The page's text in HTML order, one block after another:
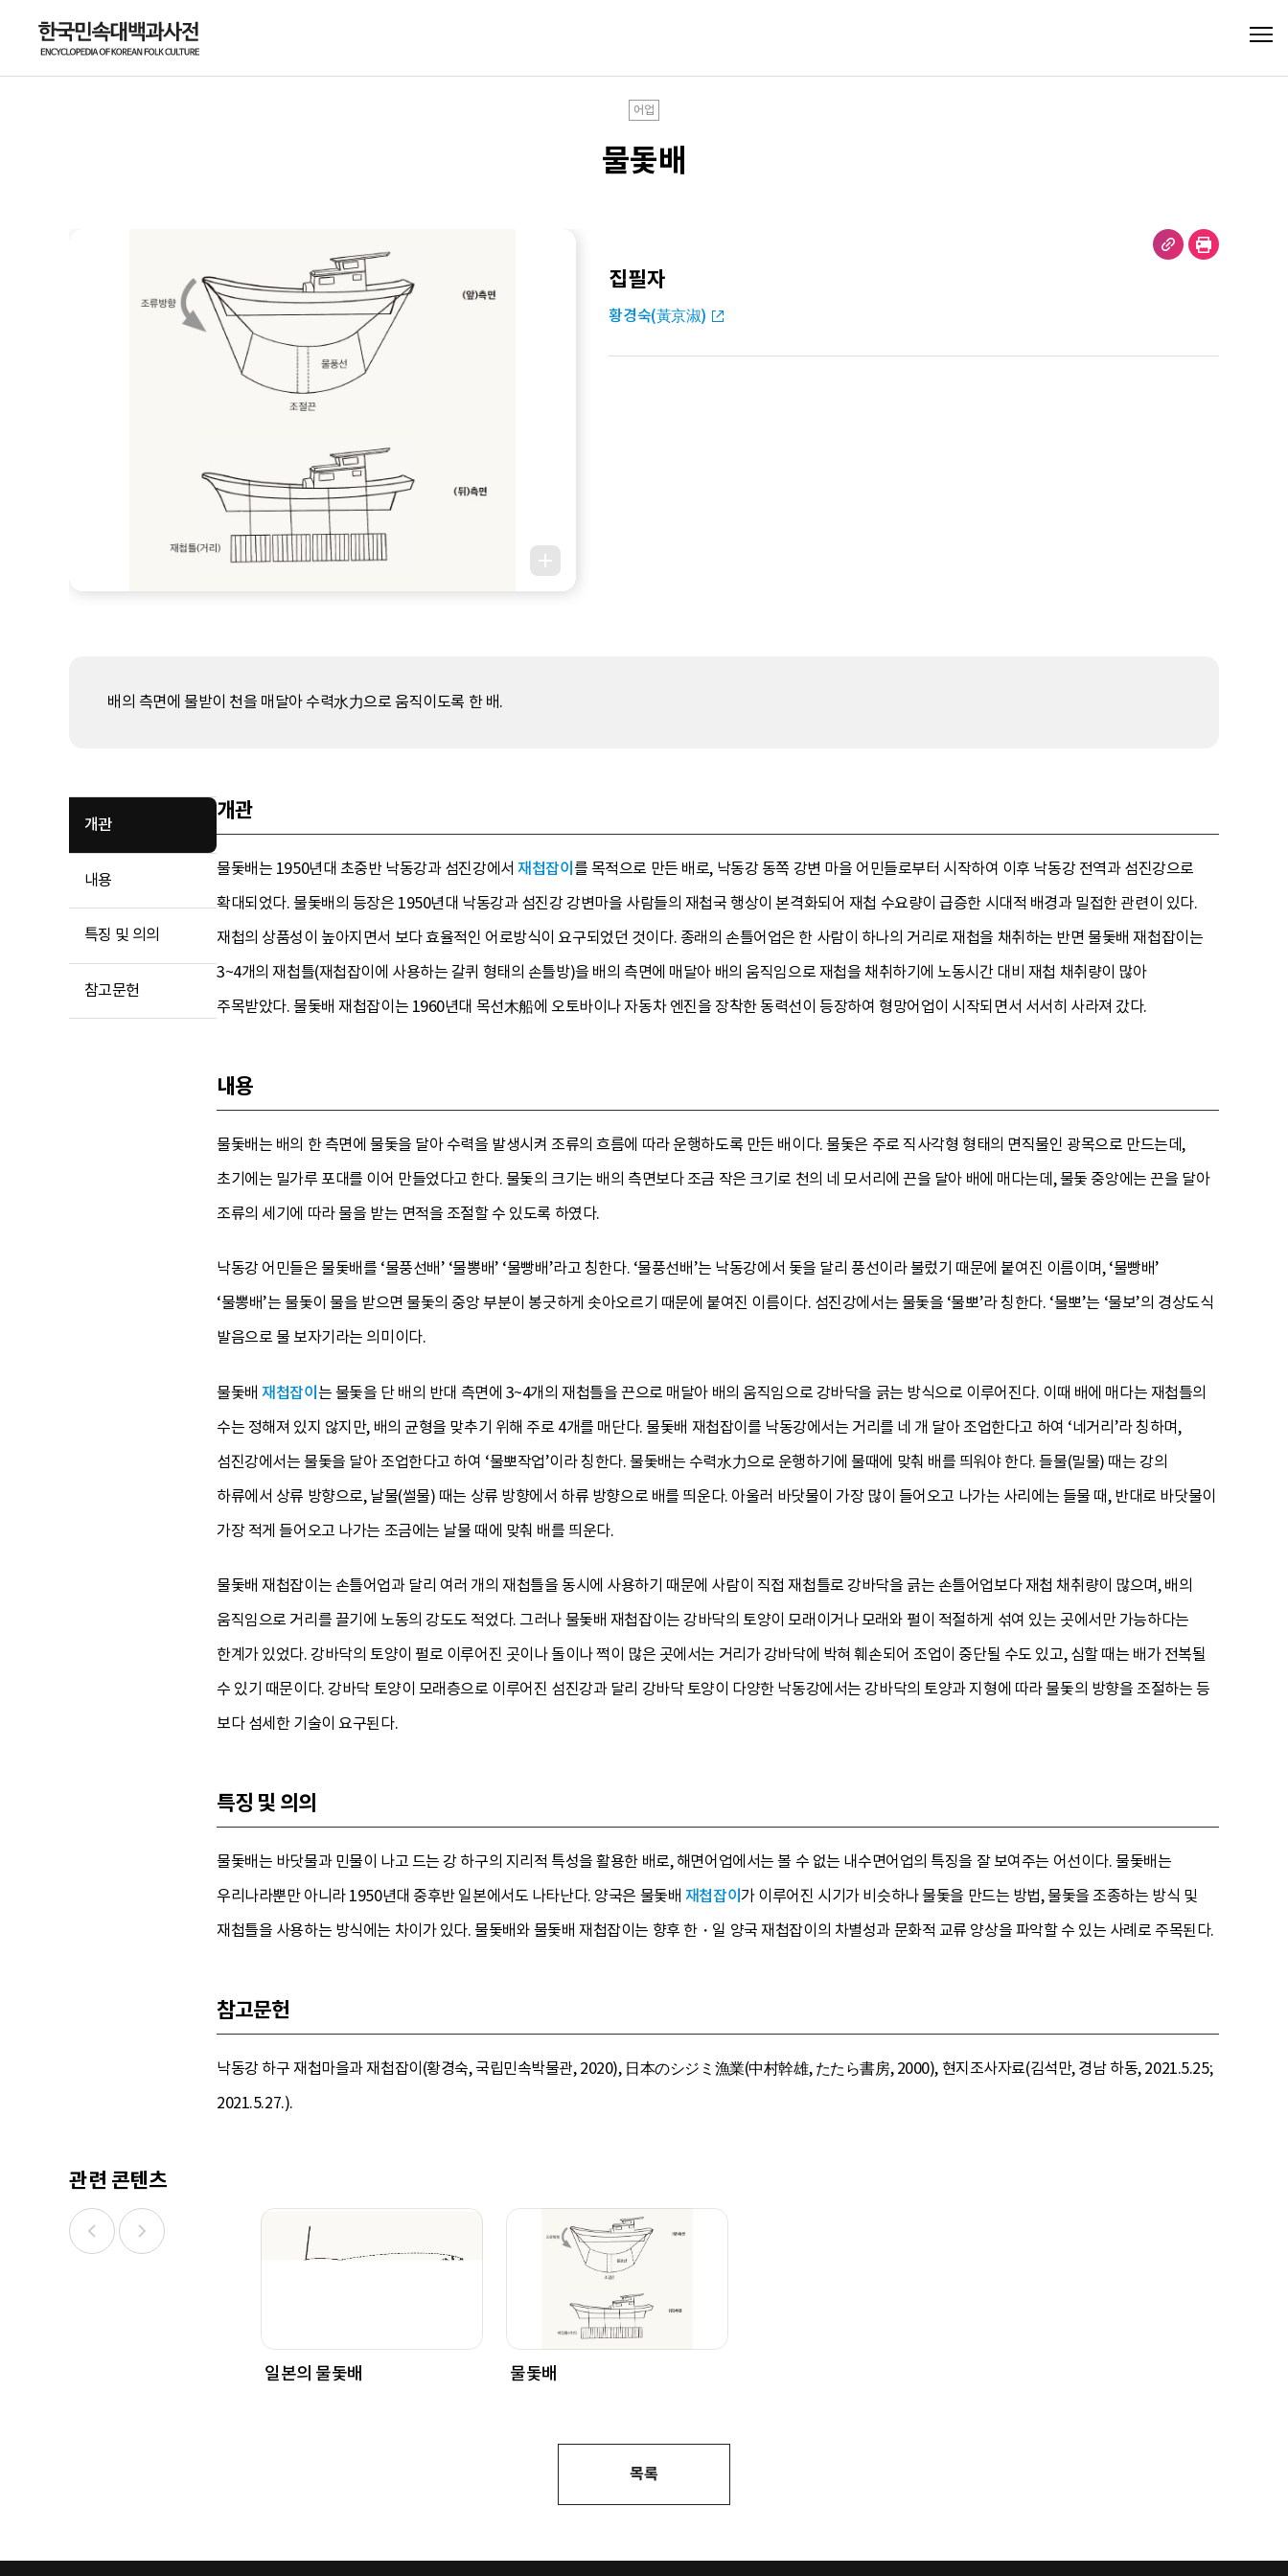
어업
물돛배
집필자
황경숙(黃京淑)
배의 측면에 물받이 천을 매달아 수력水力으로 움직이도록 한 배.
개관
내용
특징 및 의의
참고문헌
개관
물돛배는 1950년대 초중반 낙동강과 섬진강에서재첩잡이를 목적으로 만든 배로, 낙동강 동쪽 강변 마을 어민들로부터 시작하여 이후 낙동강 전역과 섬진강으로
확대되었다. 물돛배의 등장은 1950년대 낙동강과 섬진강 강변마을 사람들의 재첩국 행상이 본격화되어 재첩 수요량이 급증한 시대적 배경과 밀접한 관련이 있다.
재첩의 상품성이 높아지면서 보다 효율적인 어로방식이 요구되었던 것이다. 종래의 손틀어업은 한 사람이 하나의 거리로 재첩을 채취하는 반면 물돛배 재첩잡이는
3~4개의 재첩틀(재첩잡이에 사용하는 갈퀴 형태의 손틀방)을 배의 측면에 매달아 배의 움직임으로 재첩을 채취하기에 노동시간 대비 재첩 채취량이 많아
주목받았다. 물돛배 재첩잡이는 1960년대 목선木船에 오토바이나 자동차 엔진을 장착한 동력선이 등장하여 형망어업이 시작되면서 서서히 사라져 갔다.
내용
물돛배는 배의 한 측면에 물돛을 달아 수력을 발생시켜 조류의 흐름에 따라 운행하도록 만든 배이다. 물돛은 주로 직사각형 형태의 면직물인 광목으로 만드는데,
초기에는 밀가루 포대를 이어 만들었다고 한다. 물돛의 크기는 배의 측면보다 조금 작은 크기로 천의 네 모서리에 끈을 달아 배에 매다는데, 물돛 중앙에는 끈을 달아
조류의 세기에 따라 물을 받는 면적을 조절할 수 있도록 하였다.
낙동강 어민들은 물돛배를 ‘물풍선배’ ‘물뽕배’ ‘물빵배’라고 칭한다. ‘물풍선배’는 낙동강에서 돛을 달리 풍선이라 불렀기 때문에 붙여진 이름이며, ‘물빵배’
‘물뽕배’는 물돛이 물을 받으면 물돛의 중앙 부분이 봉긋하게 솟아오르기 때문에 붙여진 이름이다. 섬진강에서는 물돛을 ‘물뽀’라 칭한다. ‘물뽀’는 ‘물보’의 경상도식
발음으로 물 보자기라는 의미이다.
물돛배재첩잡이는 물돛을 단 배의 반대 측면에 3~4개의 재첩틀을 끈으로 매달아 배의 움직임으로 강바닥을 긁는 방식으로 이루어진다. 이때 배에 매다는 재첩틀의
수는 정해져 있지 않지만, 배의 균형을 맞추기 위해 주로 4개를 매단다. 물돛배 재첩잡이를 낙동강에서는 거리를 네 개 달아 조업한다고 하여 ‘네거리’라 칭하며,
섬진강에서는 물돛을 달아 조업한다고 하여 ‘물뽀작업’이라 칭한다. 물돛배는 수력水力으로 운행하기에 물때에 맞춰 배를 띄워야 한다. 들물(밀물) 때는 강의
하류에서 상류 방향으로, 날물(썰물) 때는 상류 방향에서 하류 방향으로 배를 띄운다. 아울러 바닷물이 가장 많이 들어오고 나가는 사리에는 들물 때, 반대로 바닷물이
가장 적게 들어오고 나가는 조금에는 날물 때에 맞춰 배를 띄운다.
물돛배 재첩잡이는 손틀어업과 달리 여러 개의 재첩틀을 동시에 사용하기 때문에 사람이 직접 재첩틀로 강바닥을 긁는 손틀어업보다 재첩 채취량이 많으며, 배의
움직임으로 거리를 끌기에 노동의 강도도 적었다. 그러나 물돛배 재첩잡이는 강바닥의 토양이 모래이거나 모래와 펄이 적절하게 섞여 있는 곳에서만 가능하다는
한계가 있었다. 강바닥의 토양이 펄로 이루어진 곳이나 돌이나 쩍이 많은 곳에서는 거리가 강바닥에 박혀 훼손되어 조업이 중단될 수도 있고, 심할 때는 배가 전복될
수 있기 때문이다. 강바닥 토양이 모래층으로 이루어진 섬진강과 달리 강바닥 토양이 다양한 낙동강에서는 강바닥의 토양과 지형에 따라 물돛의 방향을 조절하는 등
보다 섬세한 기술이 요구된다.
특징 및 의의
물돛배는 바닷물과 민물이 나고 드는 강 하구의 지리적 특성을 활용한 배로, 해면어업에서는 볼 수 없는 내수면어업의 특징을 잘 보여주는 어선이다. 물돛배는
우리나라뿐만 아니라 1950년대 중후반 일본에서도 나타난다. 양국은 물돛배 재첩잡이가 이루어진 시기가 비슷하나 물돛을 만드는 방법, 물돛을 조종하는 방식 및
재첩틀을 사용하는 방식에는 차이가 있다. 물돛배와 물돛배 재첩잡이는 향후 한・일 양국 재첩잡이의 차별성과 문화적 교류 양상을 파악할 수 있는 사례로 주목된다.
참고문헌
낙동강 하구 재첩마을과 재첩잡이(황경숙, 국립민속박물관, 2020), 日本のシジミ漁業(中村幹雄, たたら書房, 2000), 현지조사자료(김석만, 경남 하동, 2021.5.25;
2021.5.27.).
관련 콘텐츠
일본의 물돛배 물돛배
목록